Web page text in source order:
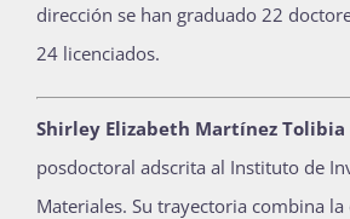
dirección se han graduado 22
24 licenciados.
Shirley Elizabeth Martínez Tolibia
posdoctoral adscrita al Instituto de
Materiales. Su trayectoria combina